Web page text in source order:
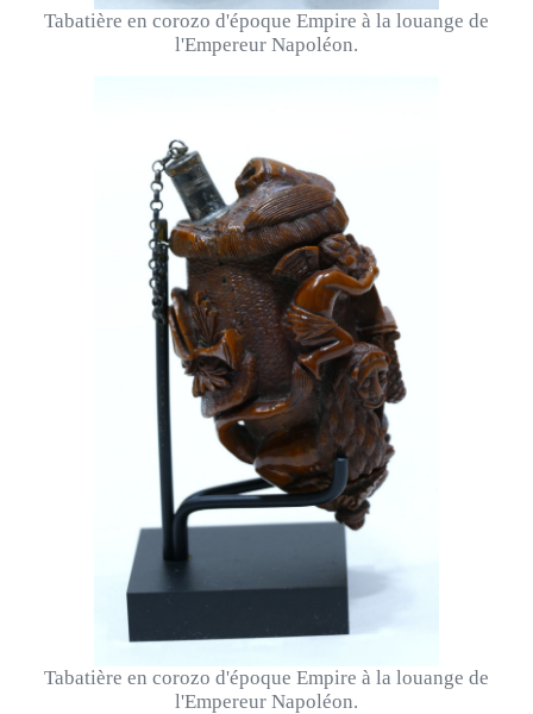
Tabatière en corozo d'époque Empire à la louange de
l'Empereur Napoléon.
Tabatière en corozo d'époque Empire à la louange de
l'Empereur Napoléon.